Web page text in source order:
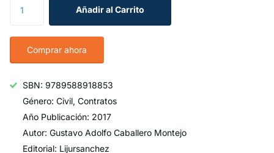
Añadir al Carrito
Comprar ahora
SBN: 9789588918853
Género: Civil, Contratos
Año Publicación: 2017
Autor: Gustavo Adolfo Caballero Montejo
Editorial: Lijursanchez